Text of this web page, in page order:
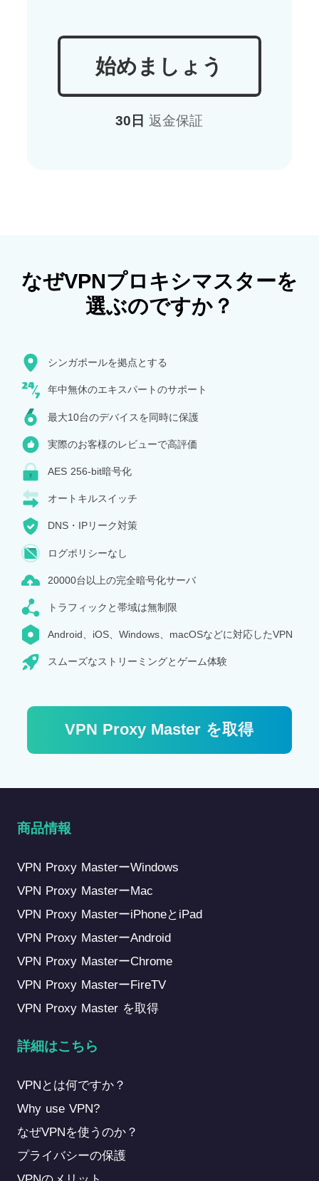
始めましょう
30日 返金保証
なぜVPNプロキシマスターを
選ぶのですか？
シンガポールを拠点とする
年中無休のエキスパートのサポート
最大10台のデバイスを同時に保護
実際のお客様のレビューで高評価
AES 256-bit暗号化
オートキルスイッチ
DNS・IPリーク対策
ログポリシーなし
20000台以上の完全暗号化サーバ
トラフィックと帯域は無制限
Android、iOS、Windows、macOSなどに対応したVPN
スムーズなストリーミングとゲーム体験
VPN Proxy Master を取得
商品情報
VPN Proxy MasterーWindows
VPN Proxy MasterーMac
VPN Proxy MasterーiPhoneとiPad
VPN Proxy MasterーAndroid
VPN Proxy MasterーChrome
VPN Proxy MasterーFireTV
VPN Proxy Master を取得
詳細はこちら
VPNとは何ですか？
Why use VPN?
なぜVPNを使うのか？
プライバシーの保護